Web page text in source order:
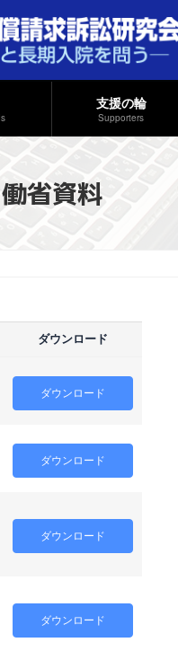
支援の輪
Supporters
省資料
ダウンロード
ダウンロード
ダウンロード
ダウンロード
ダウンロード